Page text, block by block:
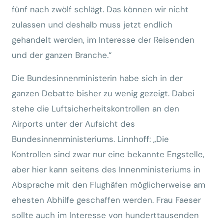
fünf nach zwölf schlägt. Das können wir nicht
zulassen und deshalb muss jetzt endlich
gehandelt werden, im Interesse der Reisenden
und der ganzen Branche.“
Die Bundesinnenministerin habe sich in der
ganzen Debatte bisher zu wenig gezeigt. Dabei
stehe die Luftsicherheitskontrollen an den
Airports unter der Aufsicht des
Bundesinnenministeriums. Linnhoff: „Die
Kontrollen sind zwar nur eine bekannte Engstelle,
aber hier kann seitens des Innenministeriums in
Absprache mit den Flughäfen möglicherweise am
ehesten Abhilfe geschaffen werden. Frau Faeser
sollte auch im Interesse von hunderttausenden